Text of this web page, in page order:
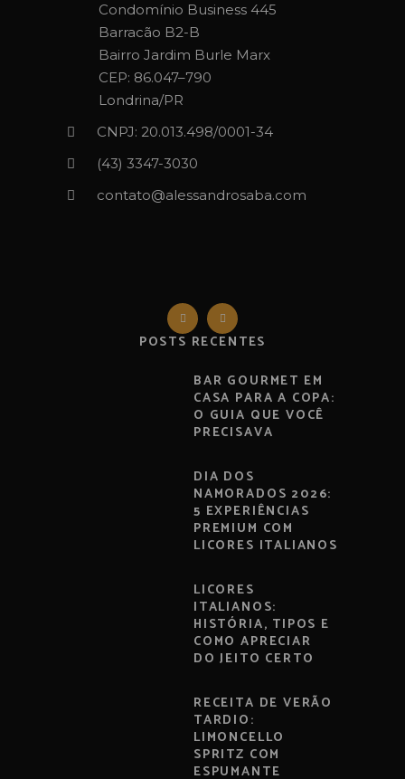
Condomínio Business 445
Barracão B2-B
Bairro Jardim Burle Marx
CEP: 86.047–790
Londrina/PR
CNPJ: 20.013.498/0001-34
(43) 3347-3030‬‬
contato@alessandrosaba.com
POSTS RECENTES
BAR GOURMET EM
CASA PARA A COPA:
O GUIA QUE VOCÊ
PRECISAVA
DIA DOS
NAMORADOS 2026:
5 EXPERIÊNCIAS
PREMIUM COM
LICORES ITALIANOS
LICORES
ITALIANOS:
HISTÓRIA, TIPOS E
COMO APRECIAR
DO JEITO CERTO
RECEITA DE VERÃO
TARDIO:
LIMONCELLO
SPRITZ COM
ESPUMANTE